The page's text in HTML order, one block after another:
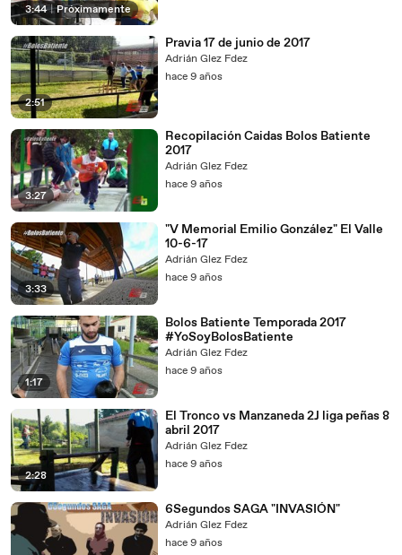
3:44 | Próximamente
2:51
Pravia 17 de junio de 2017
Adrián Glez Fdez
hace 9 años
3:27
Recopilación Caidas Bolos Batiente
2017
Adrián Glez Fdez
hace 9 años
3:33
"V Memorial Emilio González" El Valle
10-6-17
Adrián Glez Fdez
hace 9 años
1:17
Bolos Batiente Temporada 2017
#YoSoyBolosBatiente
Adrián Glez Fdez
hace 9 años
2:28
El Tronco vs Manzaneda 2J liga peñas 8
abril 2017
Adrián Glez Fdez
hace 9 años
6Segundos SAGA "INVASIÓN"
Adrián Glez Fdez
hace 9 años